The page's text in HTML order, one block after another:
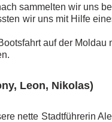
sammelten wir uns
wir uns mit Hilfe
auf der
Leon, Nikolas)
nette Stadtführerin